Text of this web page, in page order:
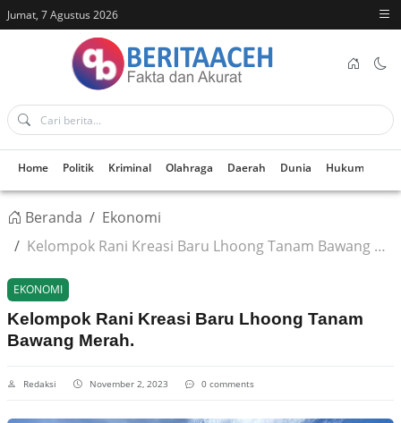
Jumat, 7 Agustus 2026
Home Politik Kriminal Olahraga Daerah Dunia Hukum
Beranda
Ekonomi
Kelompok Rani Kreasi Baru Lhoong Tanam Bawang Merah.
EKONOMI
Kelompok Rani Kreasi Baru Lhoong Tanam
Bawang Merah.
Redaksi November 2, 2023 0 comments